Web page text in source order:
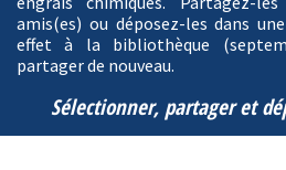
amis(es) ou déposez-les dans
effet à la bibliothèque
partager de nouveau.
Sélectionner, partager et